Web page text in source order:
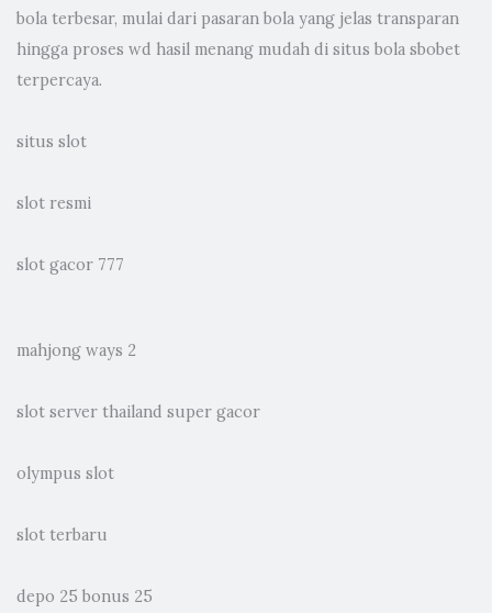
bola terbesar, mulai dari pasaran bola yang jelas transparan
hingga proses wd hasil menang mudah di situs bola sbobet
terpercaya.
situs slot
slot resmi
slot gacor 777
mahjong ways 2
slot server thailand super gacor
olympus slot
slot terbaru
depo 25 bonus 25